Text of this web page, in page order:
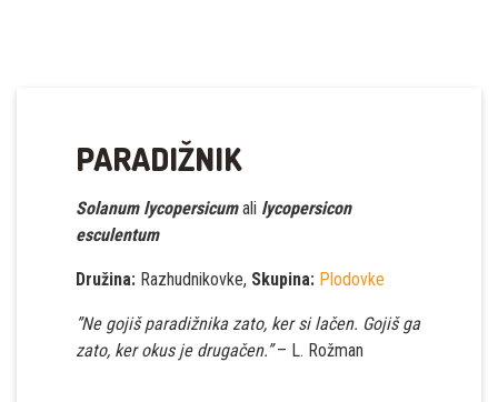
PARADIŽNIK
Solanum lycopersicumali lycopersicon
esculentum
Družina: Razhudnikovke, Skupina: Plodovke
”Ne gojiš paradižnika zato, ker si lačen. Gojiš ga
zato, ker okus je drugačen.”– L. Rožman